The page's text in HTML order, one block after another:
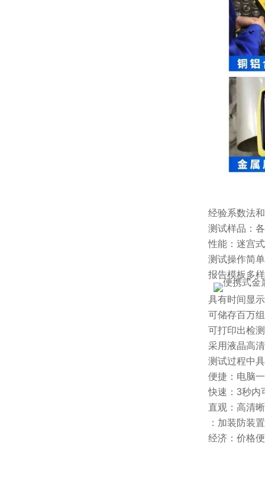
经验系数法
测试样品：
性能：迷宫
测试操作简
报告模板多
具有时间显
可储存百万
可打印出检
采用液晶高
测试过程中
便捷：电脑
快速：3秒内
直观：高清
：加装防装
经济：价格